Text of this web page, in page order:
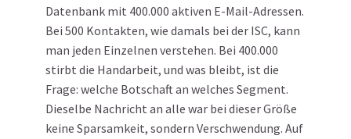
Datenbank mit 400.000 aktiven E-Mail-Adressen.
Bei 500 Kontakten, wie damals bei der ISC, kann
man jeden Einzelnen verstehen. Bei 400.000
stirbt die Handarbeit, und was bleibt, ist die
Frage: welche Botschaft an welches Segment.
Dieselbe Nachricht an alle war bei dieser Größe
keine Sparsamkeit, sondern Verschwendung. Auf